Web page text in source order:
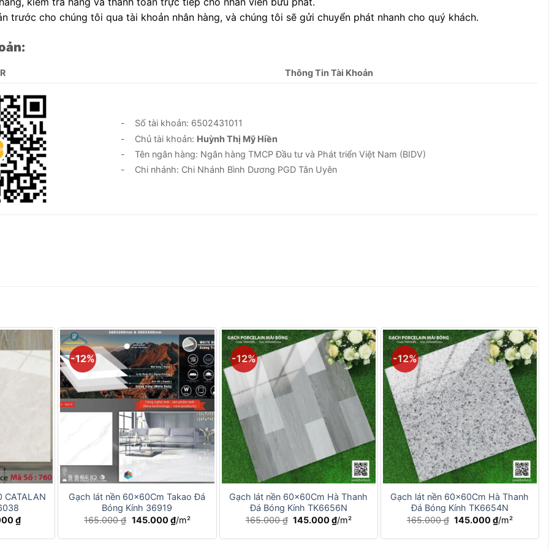
trước cho chúng tôi qua tài khoản nhân hàng, và chúng tôi sẽ gửi chuyển phát nhanh cho quý khách.
Thông Tin Tài Khoản
- Số tài khoản: 6502431011
- Chủ tài khoản: Huỳnh Thị Mỹ Hiền
- Tên ngân hàng: Ngân hàng TMCP Đầu tư và Phát triển Việt Nam (BIDV)
- Chi nhánh: Chi Nhánh Bình Dương PGD Tân Uyên
CATALAN
₫Giá
tại
-12%
Gạch lát nền 60x60Cm Takao Đá
Bóng Kính 36919
165.000₫ Giá
là:
145.000₫Giá
hiện
tại
/m²
-12%
+
Gạch lát nền 60x60Cm Hà Thanh
Đá Bóng Kính TK6656N
165.000₫ Giá
là:
145.000₫Giá
hiện
tại
/m²
-12%
+
Gạch lát nền 60x60Cm Hà Thanh
Đá Bóng Kính TK6654N
165.000₫ Giá
là:
145.000₫Giá
hiện
tại
/m²